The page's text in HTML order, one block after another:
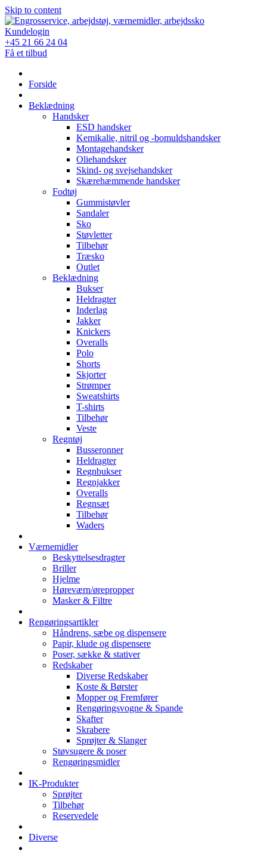
Skip to content
Kundelogin
+45 21 66 24 04
Få et tilbud
Forside
Beklædning
Handsker
ESD handsker
Kemikalie, nitril og -bomuldshandsker
Montagehandsker
Oliehandsker
Skind- og svejsehandsker
Skærehæmmende handsker
Fodtøj
Gummistøvler
Sandaler
Sko
Støvletter
Tilbehør
Træsko
Outlet
Beklædning
Bukser
Heldragter
Inderlag
Jakker
Knickers
Overalls
Polo
Shorts
Skjorter
Strømper
Sweatshirts
T-shirts
Tilbehør
Veste
Regntøj
Busseronner
Heldragter
Regnbukser
Regnjakker
Overalls
Regnsæt
Tilbehør
Waders
Værnemidler
Beskyttelsesdragter
Briller
Hjelme
Høreværn/ørepropper
Masker & Filtre
Rengøringsartikler
Håndrens, sæbe og dispensere
Papir, klude og dispensere
Poser, sække & stativer
Redskaber
Diverse Redskaber
Koste & Børster
Mopper og Fremfører
Rengøringsvogne & Spande
Skafter
Skrabere
Sprøjter & Slanger
Støvsugere & poser
Rengøringsmidler
IK-Produkter
Sprøjter
Tilbehør
Reservedele
Diverse